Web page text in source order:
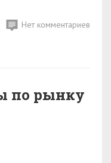
Нет комментариев
по рынку